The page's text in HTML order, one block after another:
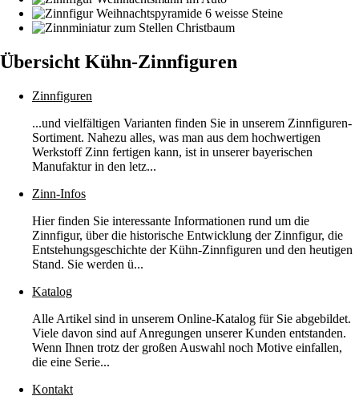
Übersicht Kühn-Zinnfiguren
Zinnfiguren
...und vielfältigen Varianten finden Sie in unserem Zinnfiguren-
Sortiment. Nahezu alles, was man aus dem hochwertigen
Werkstoff Zinn fertigen kann, ist in unserer bayerischen
Manufaktur in den letz...
Zinn-Infos
Hier finden Sie interessante Informationen rund um die
Zinnfigur, über die historische Entwicklung der Zinnfigur, die
Entstehungsgeschichte der Kühn-Zinnfiguren und den heutigen
Stand. Sie werden ü...
Katalog
Alle Artikel sind in unserem Online-Katalog für Sie abgebildet.
Viele davon sind auf Anregungen unserer Kunden entstanden.
Wenn Ihnen trotz der großen Auswahl noch Motive einfallen,
die eine Serie...
Kontakt